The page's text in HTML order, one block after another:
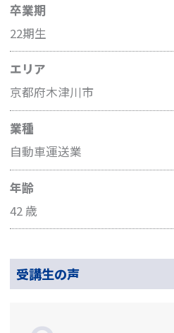
卒業期
22期生
エリア
京都府木津川市
業種
自動車運送業
年齢
42 歳
受講生の声